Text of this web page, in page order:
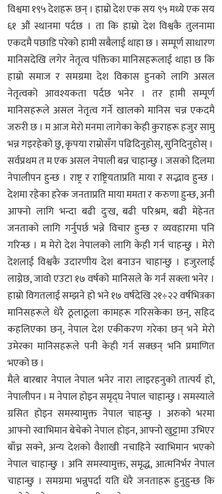
विश्वमा १९५ देशहरू छन् । हाम्रो देश एक सय ९५ मध्ये एक सय
६१ औं स्थानमा पर्दछ । ता कि हाम्रो देश विश्वकै तुलनामा
एकदमै पछाडि परेको हामी सबैलाई थाहा छ । सम्पूर्ण साधारण
मानिसदेखि लगेर नेतृत्व पंक्तिका मानिसहरूलाई थाहा छ कि
हाम्रो समाज र समग्रमा देश विकास हुनको लागि असल
नेतृत्वको आवश्यकता पर्दछ भनेर । तर हामी सम्पूर्ण
मानिसहरूले असल नेतृत्व गर्ने खालको मानिस चन्न एकदमै
जरुरी छ । म आज मेरो मनमा लागेका केही कुराहरू हजुर सामु
भन्न गइरहेको छु, कृपया राम्रोसँग पढिदिनुहोस्, सुनिदिनुहोस् ।
सर्वप्रथम त म एक असल नेपाली बन्न चाहान्छु । जसको दिलमा
नेपालीपन हुन्छ । राष्ट्र र राष्ट्रियताप्रति माया र सद्भाव हुन्छ ।
देशमा रहेका हरेक जनताप्रति माया ममता र करुणा हुन्छ, अनी
आफ्नो लागि भन्दा बढी दुःख, बढी परिश्रम, बढी मेहेनत
जनताको लागि गर्नुपर्छ भन्ने विचार हुन्छ र व्यवहारमा पनि
गरिन्छ । म मेरो देश नेपालको लागि केही गर्न चाहन्छु । मेरो
देशलाई विश्वकै उदारणीय देश बनाउन चाहान्छु । हजुरलाई
लाग्नेछ, जावो एउटा १७ वर्षको मानिसले के गर्न सक्ला भनेर ।
हाम्रो विगतलाई सम्झने हो भने १७ वर्षदेखि २१÷२२ वर्षभित्रका
मानिसहरूले धेरै ठूलाठूला कामहरू गरिसकेका छन्, सहिद
कहलिएका छन्, नेपाल देश एकीकरण गरेका छन् भने मेरो
उमेरका मानिसहरूले पनी केही गर्न सक्छन् भनि प्रमाणित
भएको छ ।
मैले बारबार नेपाल नेपाल भनेर नारा लाइरहनुको तात्पर्य हो,
नेपालीपन । म नेपाल होइन समृद्घ नेपाल चाहान्छु । समस्याले
ग्रसित होइन समस्यामुक्त नेपाल चाहन्छु । अरुको भरमा
आफ्नो स्वाभिमान बेचेको नेपाल होइन, आफ्नो खुट्टामा उभिएर
बाँच्न सक्ने, अन्य देशको वैशाखी नचाहिने स्वाभिमान भएको
नेपाल चाहान्छु । अनि समस्यामुक्त, समृद्ध, आत्मनिर्भर नेपाल
चाहान्छु । समग्रमा भन्नुपर्दा यति धेरै जनताहरू हुनुहुन्छ कि